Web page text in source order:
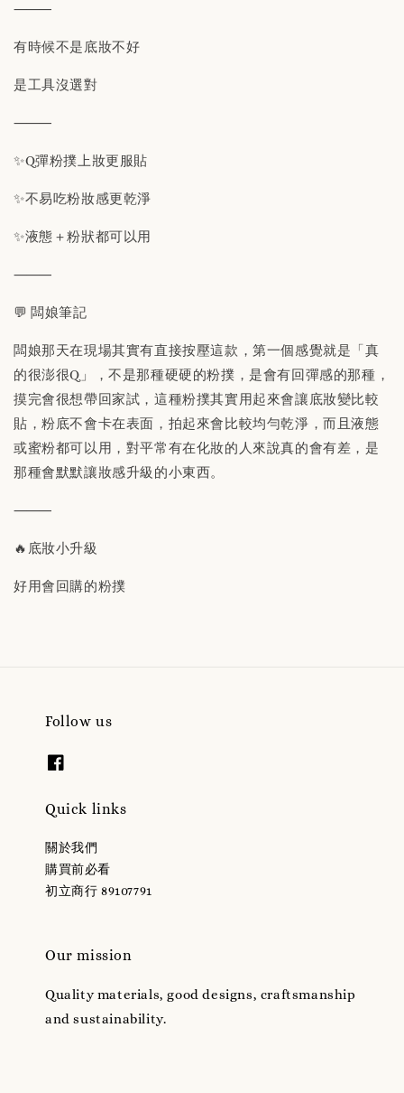
⸻
有時候不是底妝不好
是工具沒選對
⸻
✨Q彈粉撲上妝更服貼
✨不易吃粉妝感更乾淨
✨液態＋粉狀都可以用
⸻
💬 闆娘筆記
闆娘那天在現場其實有直接按壓這款，第一個感覺就是「真
的很澎很Q」，不是那種硬硬的粉撲，是會有回彈感的那種，
摸完會很想帶回家試，這種粉撲其實用起來會讓底妝變比較
貼，粉底不會卡在表面，拍起來會比較均勻乾淨，而且液態
或蜜粉都可以用，對平常有在化妝的人來說真的會有差，是
那種會默默讓妝感升級的小東西。
⸻
🔥底妝小升級
好用會回購的粉撲
Follow us
Quick links
關於我們
購買前必看
初立商行 89107791
Our mission
Quality materials, good designs, craftsmanship
and sustainability.